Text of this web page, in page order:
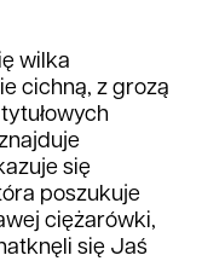
wilka
cichną, z grozą
się
poszukuje
ciężarówki,
się Jaś